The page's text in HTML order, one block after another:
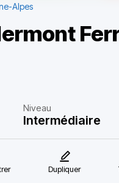
Alpes
Niveau
Intermédiaire
Dupliquer